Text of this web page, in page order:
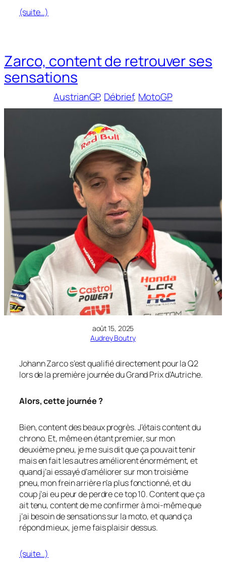
(suite…)
Zarco, content de retrouver ses
sensations
AustrianGP, Débrief, MotoGP
août 15, 2025
Audrey Boutry
Johann Zarco s’est qualifié directement pour la Q2
lors de la première journée du Grand Prix d’Autriche.
Alors, cette journée ?
Bien, content des beaux progrès. J’étais content du
chrono. Et, même en étant premier, sur mon
deuxième pneu, je me suis dit que ça pouvait tenir
mais en fait les autres améliorent énormément, et
quand j’ai essayé d’améliorer sur mon troisième
pneu, mon frein arrière n’a plus fonctionné, et du
coup j’ai eu peur de perdre ce top 10. Content que ça
ait tenu, content de me confirmer à moi-même que
j’ai besoin de sensations sur la moto, et quand ça
répond mieux, je me fais plaisir dessus.
(suite…)